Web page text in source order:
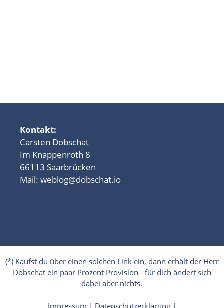
Kontakt:
Carsten Dobschat
Im Knappenroth 8
66113 Saarbrücken
Mail: weblog@dobschat.io
(*) Kaufst du über einen solchen Link ein, dann erhält der Herr
Dobschat ein paar Prozent Provision - für dich ändert sich
dabei aber nichts.
Impressum | Datenschutzerklärung|